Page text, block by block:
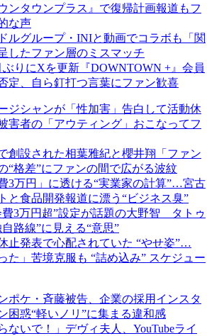
タウンプラス』で復帰計画報道もフ
な声
グループ・INIと動画でコラボも「関
したファン層のミスマッチ
りにXを更新『DOWNTOWN +』会員
定、自ら釘打つ言葉にファン歓喜
ジシャンが「性加害」告白して活動休
害者の「アウティング」おこなってフ
創設された相葉雅紀と櫻井翔「ファン
“格差”にファンの間で広がる波紋
3万円」に透ける“実業家の計算”…宮古
と食品開発報道に漂う“ビジネス臭”
費3万円超”設定が話題の大野智 タトゥ
路線”に見える“意思”
止発表で心配されていた “やせ姿”…
た」苦境克服も “詰め込み” スケジュー
ポケ・斉藤被告、企業の採用インスタ
困惑“軽いノリ”に集まる違和感
ないで！」デヴィ夫人、YouTubeライ